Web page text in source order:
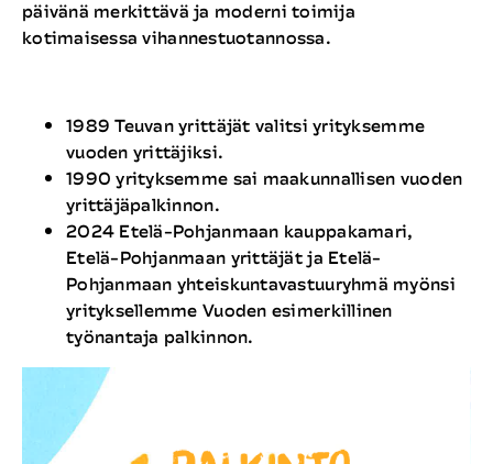
päivänä merkittävä ja moderni toimija
kotimaisessa vihannestuotannossa.
1989 Teuvan yrittäjät valitsi yrityksemme
vuoden yrittäjiksi.
1990 yrityksemme sai maakunnallisen vuoden
yrittäjäpalkinnon.
2024 Etelä-Pohjanmaan kauppakamari,
Etelä-Pohjanmaan yrittäjät ja Etelä-
Pohjanmaan yhteiskuntavastuuryhmä myönsi
yrityksellemme Vuoden esimerkillinen
työnantaja palkinnon.